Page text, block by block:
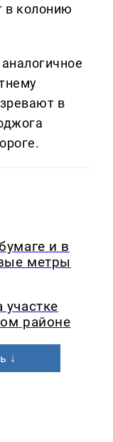
в колонию
в
и в
метры
районе
↓